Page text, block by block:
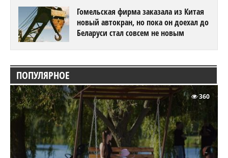
Гомельская фирма заказала из Китая
новый автокран, но пока он доехал до
Беларуси стал совсем не новым
ПОПУЛЯРНОЕ
360